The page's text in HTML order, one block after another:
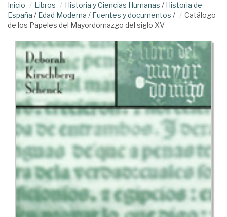
Inicio Libros Historia y Ciencias Humanas / Historia de
España / Edad Moderna / Fuentes y documentos /
Catálogo
de los Papeles del Mayordomazgo del siglo XV